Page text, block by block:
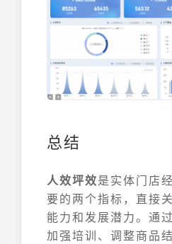
总结
人效坪效是实体门店
要的两个指标，直接
能力和发展潜力。通
加强培训、调整商品